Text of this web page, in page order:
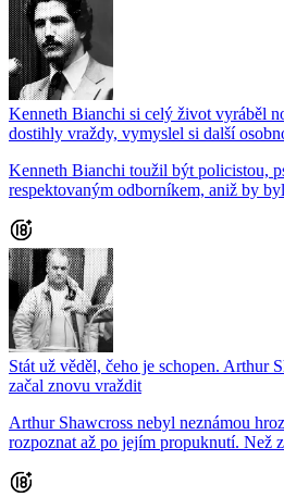
Kenneth Bianchi si celý život vyráběl
dostihly vraždy, vymyslel si další
Kenneth Bianchi toužil být policistou,
respektovaným odborníkem, aniž by
Stát už věděl, čeho je schopen. Arthur
začal znovu vraždit
Arthur Shawcross nebyl neznámou
rozpoznat až po jejím propuknutí. Než